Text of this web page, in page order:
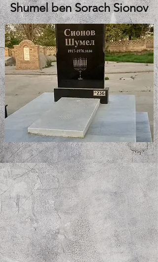
Shumel ben Sorach Sionov